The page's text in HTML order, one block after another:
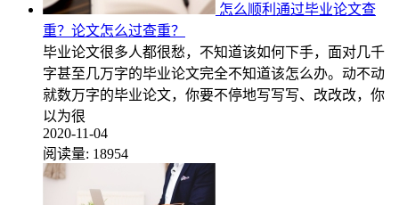
怎么顺利通过毕业论文查
重？论文怎么过查重？
毕业论文很多人都很愁，不知道该如何下手，面对几千
字甚至几万字的毕业论文完全不知道该怎么办。动不动
就数万字的毕业论文，你要不停地写写写、改改改，你
以为很
2020-11-04
阅读量: 18954